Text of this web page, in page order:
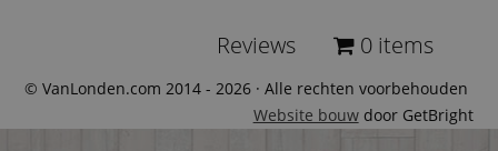
Reviews 0 items
© VanLonden.com 2014 - 2026 · Alle rechten voorbehouden
Website bouwdoor GetBright